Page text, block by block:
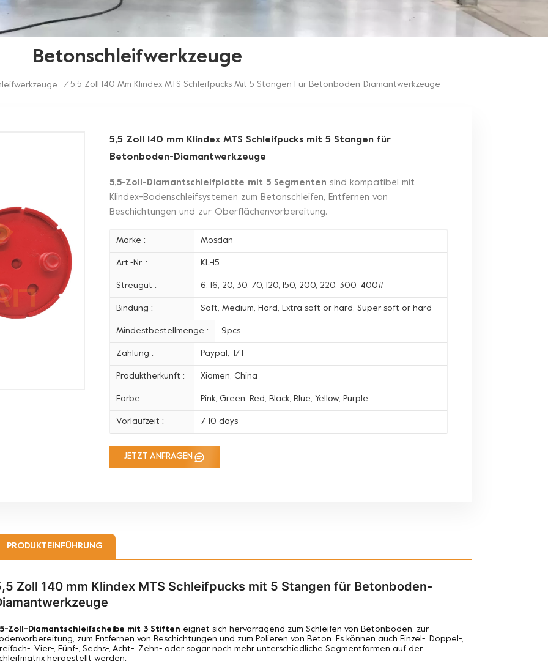
Betonschleifwerkzeuge
/ 5,5 Zoll 140 Mm Klindex MTS Schleifpucks Mit 5 Stangen Für Betonboden-Diamantwerkzeuge
5,5 Zoll 140 mm Klindex MTS Schleifpucks mit 5 Stangen für
Betonboden-Diamantwerkzeuge
5,5-Zoll-Diamantschleifplatte mit 5 Segmentensind kompatibel mit
Klindex-Bodenschleifsystemen zum Betonschleifen, Entfernen von
Beschichtungen und zur Oberflächenvorbereitung.
Marke : Mosdan
Art.-Nr. : KL-15
Streugut : 6, 16, 20, 30, 70, 120, 150, 200, 220, 300, 400#
Bindung : Soft, Medium, Hard, Extra soft or hard, Super soft or hard
Mindestbestellmenge : 9pcs
Zahlung : Paypal, T/T
Produktherkunft : Xiamen, China
Farbe : Pink, Green, Red, Black, Blue, Yellow, Purple
Vorlaufzeit : 7-10 days
JETZT ANFRAGEN
PRODUKTEINFÜHRUNG
Zoll 140 mm Klindex MTS Schleifpucks mit 5 Stangen für Betonboden-
Zoll-Diamantschleifscheibe mit 3 Stiften eignet sich hervorragend zum Schleifen von Betonböden, zur
zum Entfernen von Beschichtungen und zum Polieren von Beton. Es können auch Einzel-, Doppel-,
, Vier-, Fünf-, Sechs-, Acht-, Zehn- oder sogar noch mehr unterschiedliche Segmentformen auf der
hergestellt werden.